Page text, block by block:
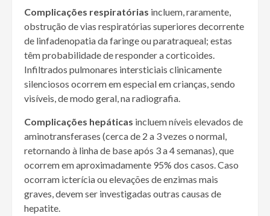
Complicações respiratórias incluem, raramente,
obstrução de vias respiratórias superiores decorrente
de linfadenopatia da faringe ou paratraqueal; estas
têm probabilidade de responder a corticoides.
Infiltrados pulmonares intersticiais clinicamente
silenciosos ocorrem em especial em crianças, sendo
visíveis, de modo geral, na radiografia.
Complicações hepáticas incluem níveis elevados de
aminotransferases (cerca de 2 a 3 vezes o normal,
retornando à linha de base após 3 a 4 semanas), que
ocorrem em aproximadamente 95% dos casos. Caso
ocorram icterícia ou elevações de enzimas mais
graves, devem ser investigadas outras causas de
hepatite.